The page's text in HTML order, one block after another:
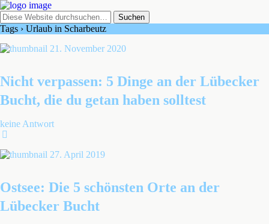
Tags › Urlaub in Scharbeutz
21. November 2020
Nicht verpassen: 5 Dinge an der Lübecker
Bucht, die du getan haben solltest
keine Antwort
27. April 2019
Ostsee: Die 5 schönsten Orte an der
Lübecker Bucht